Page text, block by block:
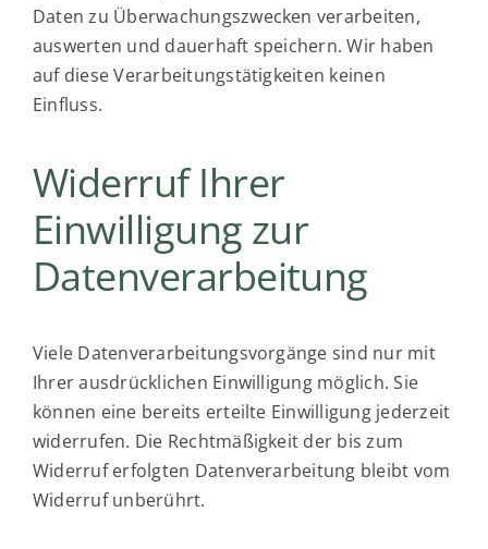
Daten zu Überwachungszwecken verarbeiten,
auswerten und dauerhaft speichern. Wir haben
auf diese Verarbeitungstätigkeiten keinen
Einfluss.
Widerruf Ihrer
Einwilligung zur
Datenverarbeitung
Viele Datenverarbeitungsvorgänge sind nur mit
Ihrer ausdrücklichen Einwilligung möglich. Sie
können eine bereits erteilte Einwilligung jederzeit
widerrufen. Die Rechtmäßigkeit der bis zum
Widerruf erfolgten Datenverarbeitung bleibt vom
Widerruf unberührt.